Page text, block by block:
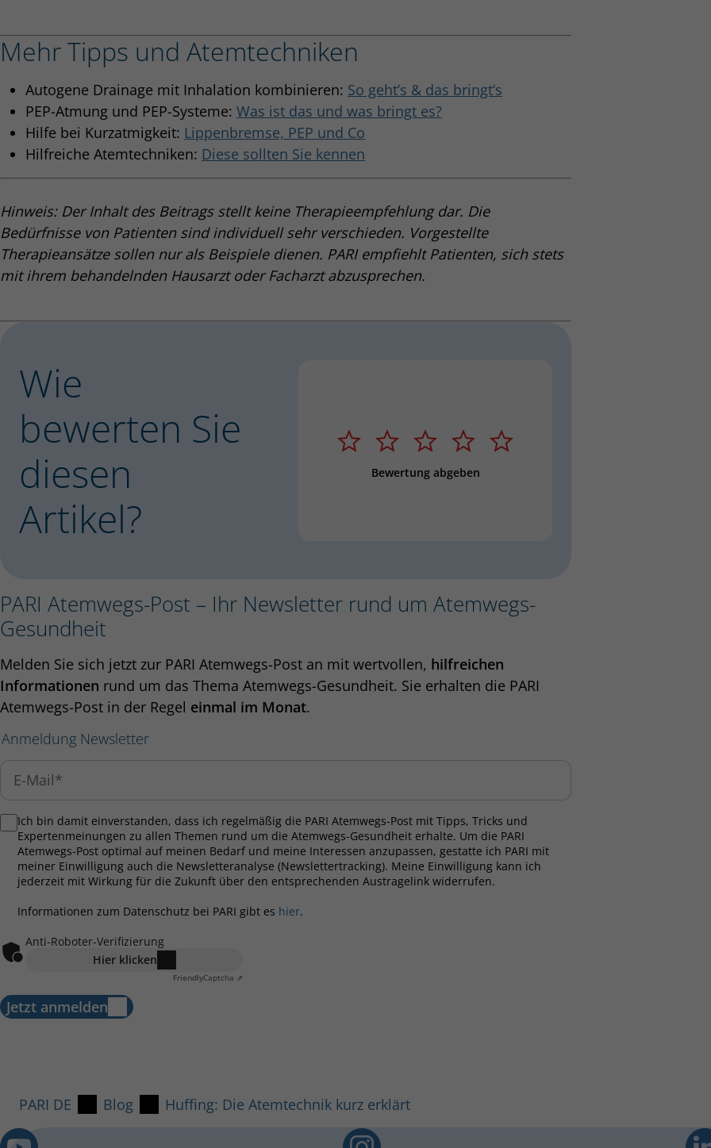
Mehr Tipps und Atemtechniken
Autogene Drainage mit Inhalation kombinieren: So geht’s & das bringt’s
PEP-Atmung und PEP-Systeme: Was ist das und was bringt es?
Hilfe bei Kurzatmigkeit: Lippenbremse, PEP und Co
Hilfreiche Atemtechniken: Diese sollten Sie kennen
Hinweis: Der Inhalt des Beitrags stellt keine Therapieempfehlung dar. Die
Bedürfnisse von Patienten sind individuell sehr verschieden. Vorgestellte
Therapieansätze sollen nur als Beispiele dienen. PARI empfiehlt Patienten, sich stets
mit ihrem behandelnden Hausarzt oder Facharzt abzusprechen.
Wie
bewerten Sie
diesen
Artikel?
1 Stern 2 Sterne3 Sterne4 Sterne5 Sterne
Bewertung abgeben
PARI Atemwegs-Post – Ihr Newsletter rund um Atemwegs-
Gesundheit
Melden Sie sich jetzt zur PARI Atemwegs-Post an mit wertvollen, hilfreichen
Informationen rund um das Thema Atemwegs-Gesundheit. Sie erhalten die PARI
Atemwegs-Post in der Regel einmal im Monat.
Anmeldung Newsletter
Ich bin damit einverstanden, dass ich regelmäßig die PARI Atemwegs-Post mit Tipps, Tricks und
Expertenmeinungen zu allen Themen rund um die Atemwegs-Gesundheit erhalte. Um die PARI
Atemwegs-Post optimal auf meinen Bedarf und meine Interessen anzupassen, gestatte ich PARI mit
meiner Einwilligung auch die Newsletteranalyse (Newslettertracking). Meine Einwilligung kann ich
jederzeit mit Wirkung für die Zukunft über den entsprechenden Austragelink widerrufen.
Informationen zum Datenschutz bei PARI gibt es hier.
Anti-Roboter-Verifizierung
Hier klicken
FriendlyCaptcha ⇗
Jetzt anmelden
PARI DE Blog Huffing: Die Atemtechnik kurz erklärt